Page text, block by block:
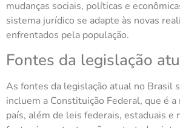
mudanças sociais, políticas e
sistema jurídico se adapte às novas
enfrentados pela população.
Fontes da legislação
As fontes da legislação atual no Brasil
incluem a Constituição Federal, que é
país, além de leis federais, estaduais e